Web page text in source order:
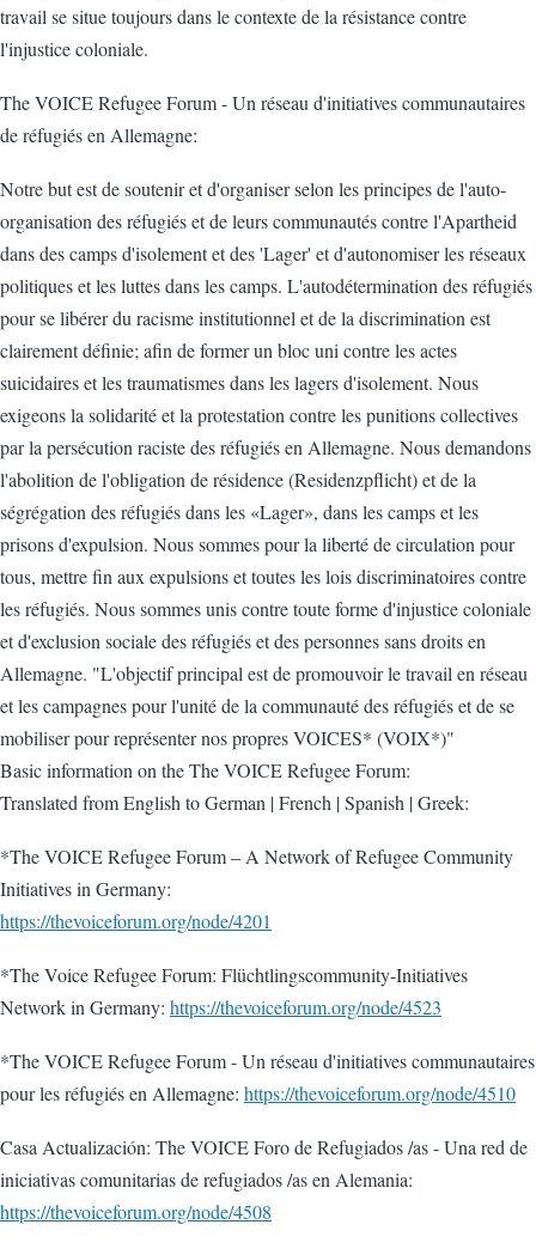
travail se situe toujours dans le contexte de la résistance contre
l'injustice coloniale.
The VOICE Refugee Forum - Un réseau d'initiatives communautaires
de réfugiés en Allemagne:
Notre but est de soutenir et d'organiser selon les principes de l'auto-
organisation des réfugiés et de leurs communautés contre l'Apartheid
dans des camps d'isolement et des 'Lager' et d'autonomiser les réseaux
politiques et les luttes dans les camps. L'autodétermination des réfugiés
pour se libérer du racisme institutionnel et de la discrimination est
clairement définie; afin de former un bloc uni contre les actes
suicidaires et les traumatismes dans les lagers d'isolement. Nous
exigeons la solidarité et la protestation contre les punitions collectives
par la persécution raciste des réfugiés en Allemagne. Nous demandons
l'abolition de l'obligation de résidence (Residenzpflicht) et de la
ségrégation des réfugiés dans les «Lager», dans les camps et les
prisons d'expulsion. Nous sommes pour la liberté de circulation pour
tous, mettre fin aux expulsions et toutes les lois discriminatoires contre
les réfugiés. Nous sommes unis contre toute forme d'injustice coloniale
et d'exclusion sociale des réfugiés et des personnes sans droits en
Allemagne. "L'objectif principal est de promouvoir le travail en réseau
et les campagnes pour l'unité de la communauté des réfugiés et de se
mobiliser pour représenter nos propres VOICES* (VOIX*)"
Basic information on the The VOICE Refugee Forum:
Translated from English to German | French | Spanish | Greek:
*The VOICE Refugee Forum – A Network of Refugee Community
Initiatives in Germany:
https://thevoiceforum.org/node/4201
*The Voice Refugee Forum: Flüchtlingscommunity-Initiatives
Network in Germany: https://thevoiceforum.org/node/4523
*The VOICE Refugee Forum - Un réseau d'initiatives communautaires
pour les réfugiés en Allemagne: https://thevoiceforum.org/node/4510
Casa Actualización: The VOICE Foro de Refugiados /as - Una red de
iniciativas comunitarias de refugiados /as en Alemania:
https://thevoiceforum.org/node/4508